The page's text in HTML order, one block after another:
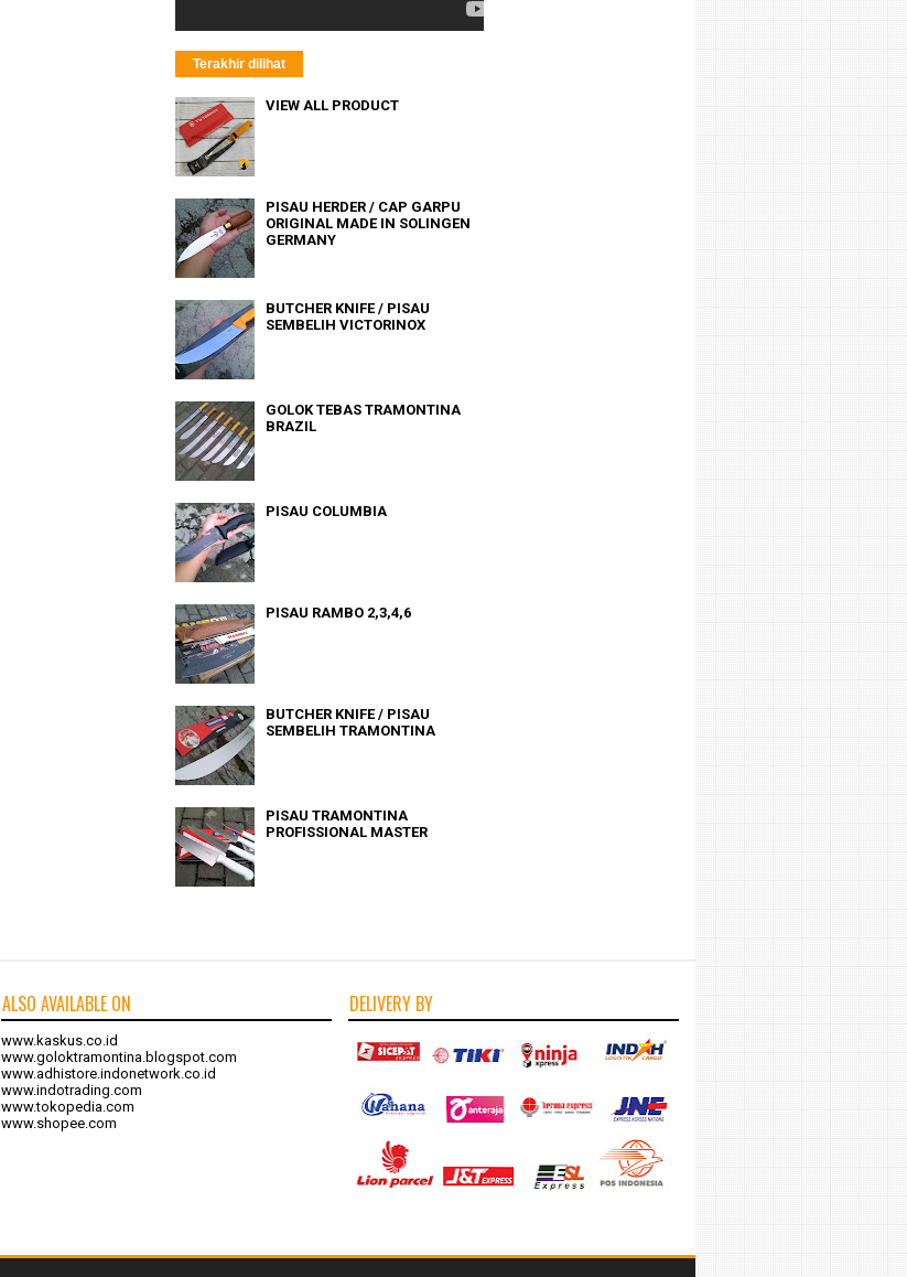
Terakhir dilihat
VIEW ALL PRODUCT
PISAU HERDER / CAP GARPU
ORIGINAL MADE IN SOLINGEN
GERMANY
BUTCHER KNIFE / PISAU
SEMBELIH VICTORINOX
GOLOK TEBAS TRAMONTINA
BRAZIL
PISAU COLUMBIA
PISAU RAMBO 2,3,4,6
BUTCHER KNIFE / PISAU
SEMBELIH TRAMONTINA
PISAU TRAMONTINA
PROFISSIONAL MASTER
ALSO AVAILABLE ON
www.kaskus.co.id
www.goloktramontina.blogspot.com
www.adhistore.indonetwork.co.id
www.indotrading.com
www.tokopedia.com
www.shopee.com
DELIVERY BY